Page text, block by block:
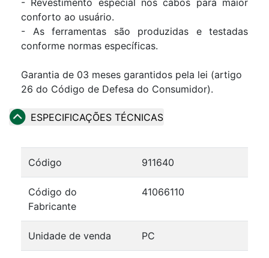
- Revestimento especial nos cabos para maior
conforto ao usuário.
- As ferramentas são produzidas e testadas
conforme normas específicas.
Garantia de 03 meses garantidos pela lei (artigo
26 do Código de Defesa do Consumidor).
ESPECIFICAÇÕES TÉCNICAS
Código 911640
Código do
Fabricante
41066110
Unidade de venda PC